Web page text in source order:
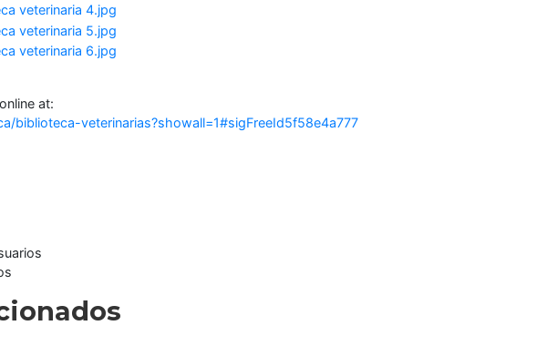
at:
biblioteca-veterinarias?showall=1#sigFreeId5f58e4a777